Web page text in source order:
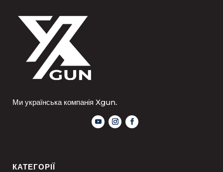
Ми українська компанія Xgun.
КАТЕГОРІЇ